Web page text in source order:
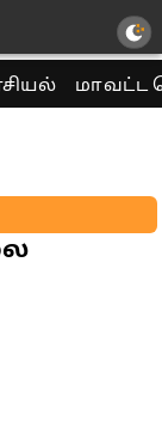
மாவட்ட